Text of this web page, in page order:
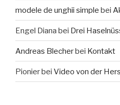
modele de unghii simple bei
Engel Diana bei Drei
Andreas Blecherbei Kontakt
Pionierbei Video von der